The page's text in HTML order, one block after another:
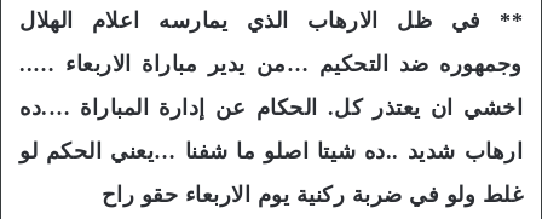
** في ظل الارهاب الذي يمارسه اعلام الهلال
وجمهوره ضد التحكيم …من يدير مباراة الاربعاء …..
اخشي ان يعتذر كل. الحكام عن إدارة المباراة ….ده
ارهاب شديد ..ده شيتا اصلو ما شفنا …يعني الحكم لو
غلط ولو في ضربة ركنية يوم الاربعاء حقو راح